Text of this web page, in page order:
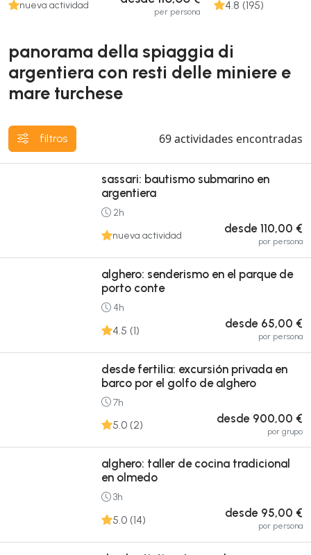
nueva actividad
per persona 4.8 (195)
panorama della spiaggia di
argentiera con resti delle miniere e
mare turchese
filtros 69actividades encontradas
sassari: bautismo submarino en
argentiera
2h
nueva actividad
desde 110,00 €
por persona
alghero: senderismo en el parque de
porto conte
4h
4.5 (1) desde 65,00 €
por persona
desde fertilia: excursión privada en
barco por el golfo de alghero
7h
5.0 (2) desde 900,00 €
por grupo
alghero: taller de cocina tradicional
en olmedo
3h
5.0 (14) desde 95,00 €
por persona